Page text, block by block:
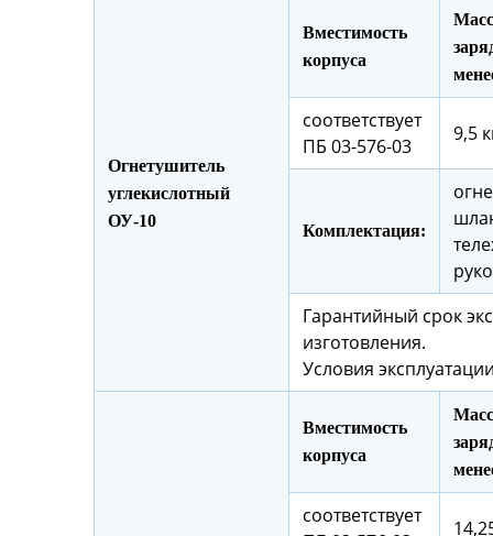
Огнетушитель
углекислотный
ОУ-10
Вместимость
корпуса
соответствует
ПБ 03-576-03
9,5
Комплектация:
Гарантийный срок
изготовления.
Условия
Вместимость
корпуса
соответствует